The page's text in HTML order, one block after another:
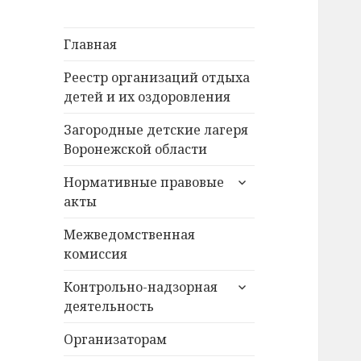
Главная
Реестр организаций отдыха
детей и их оздоровления
Загородные детские лагеря
Воронежской области
Нормативные правовые
акты
раскрыть
Межведомственная
комиссия
Контрольно-надзорная
деятельность
раскрыть
Организаторам